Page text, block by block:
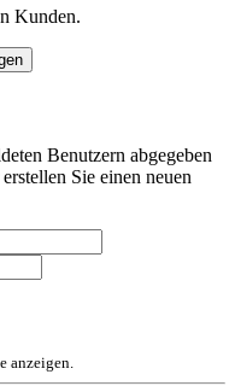
Kunden.
Benutzern abgegeben
Sie einen neuen
anzeigen.